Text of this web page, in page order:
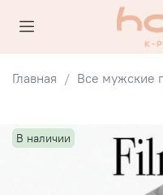
Главная Все мужские
В наличии